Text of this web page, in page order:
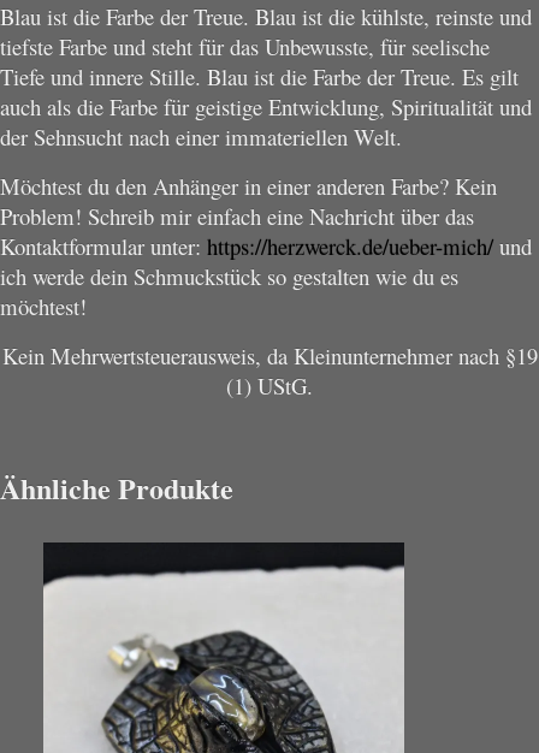
Blau ist die Farbe der Treue. Blau ist die kühlste, reinste und
tiefste Farbe und steht für das Unbewusste, für seelische
Tiefe und innere Stille. Blau ist die Farbe der Treue. Es gilt
auch als die Farbe für geistige Entwicklung, Spiritualität und
der Sehnsucht nach einer immateriellen Welt.
Möchtest du den Anhänger in einer anderen Farbe? Kein
Problem! Schreib mir einfach eine Nachricht über das
Kontaktformular unter: https://herzwerck.de/ueber-mich/ und
ich werde dein Schmuckstück so gestalten wie du es
möchtest!
Kein Mehrwertsteuerausweis, da Kleinunternehmer nach §19
(1) UStG.
Ähnliche Produkte